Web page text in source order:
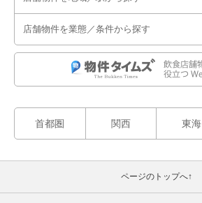
店舗物件を業態／条件から探す
首都圏 関西 東海
ページのトップへ↑